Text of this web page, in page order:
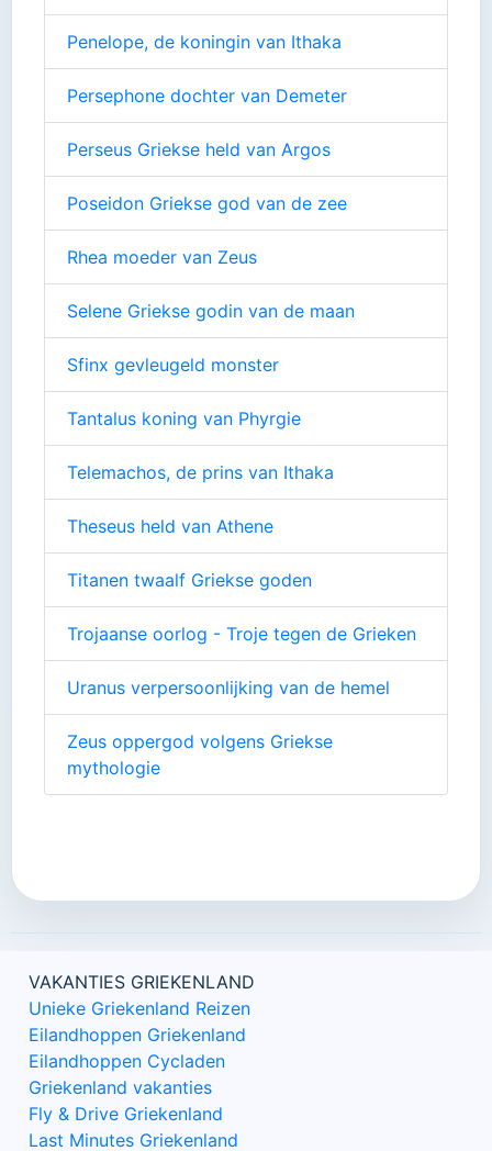
Penelope, de koningin van Ithaka
Persephone dochter van Demeter
Perseus Griekse held van Argos
Poseidon Griekse god van de zee
Rhea moeder van Zeus
Selene Griekse godin van de maan
Sfinx gevleugeld monster
Tantalus koning van Phyrgie
Telemachos, de prins van Ithaka
Theseus held van Athene
Titanen twaalf Griekse goden
Trojaanse oorlog - Troje tegen de Grieken
Uranus verpersoonlijking van de hemel
Zeus oppergod volgens Griekse
mythologie
VAKANTIES GRIEKENLAND
Unieke Griekenland Reizen
Eilandhoppen Griekenland
Eilandhoppen Cycladen
Griekenland vakanties
Fly & Drive Griekenland
Last Minutes Griekenland